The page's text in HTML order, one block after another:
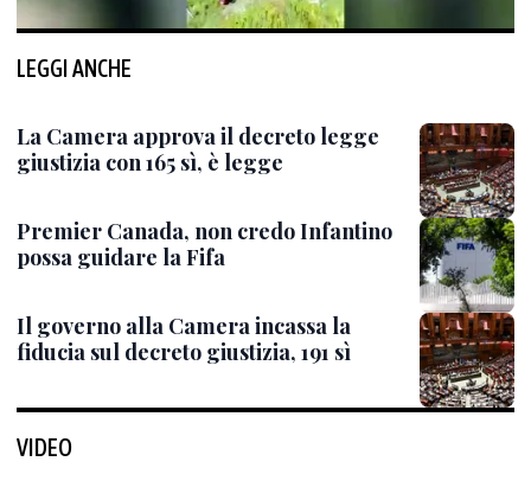
LEGGI ANCHE
La Camera approva il decreto legge
giustizia con 165 sì, è legge
Premier Canada, non credo Infantino
possa guidare la Fifa
Il governo alla Camera incassa la
fiducia sul decreto giustizia, 191 sì
VIDEO